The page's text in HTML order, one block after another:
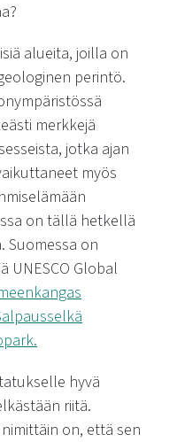
alueita, joilla on
perintö.
merkkejä
jotka ajan
myös
on tällä hetkellä
Suomessa on
UNESCO Global
hyvä
riitä.
on, että sen